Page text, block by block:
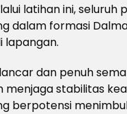
latihan ini,
dalam formasi
lapangan.
dan penuh
stabilitas
berpotensi